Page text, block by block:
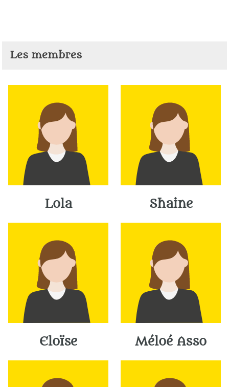
Les membres
Lola Shaine
Eloïse Méloé Asso